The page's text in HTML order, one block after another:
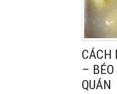
CÁCH
–
QUÁN